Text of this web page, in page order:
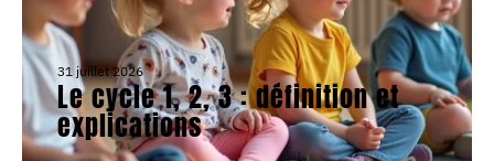
31 juillet 2026
Le cycle 1, 2, 3 : définition et
explications